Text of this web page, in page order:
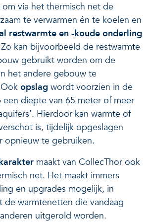
via het thermisch net de
te verwarmen én te koelen en
restwarmte en -koude onderling
kan bijvoorbeeld de restwarmte
gebruikt worden om de
het andere gebouw te
opslag wordt voorzien in de
diepte van 65 meter of meer
Hierdoor kan warmte of
is, tijdelijk opgeslagen
opnieuw te gebruiken.
maakt van CollecThor ook
net. Het maakt immers
en upgrades mogelijk, in
warmtenetten die vandaag
uitgerold worden.